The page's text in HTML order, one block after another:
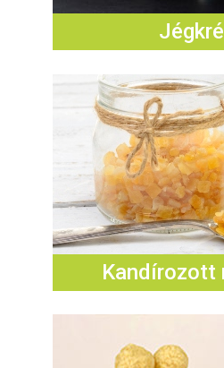
Kandírozott